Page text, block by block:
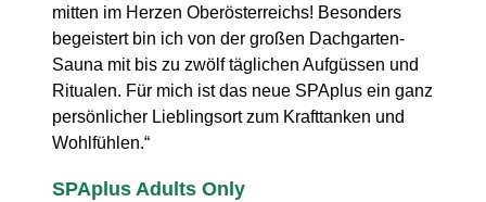
mitten im Herzen Oberösterreichs! Besonders
begeistert bin ich von der großen Dachgarten-
Sauna mit bis zu zwölf täglichen Aufgüssen und
Ritualen. Für mich ist das neue SPAplus ein ganz
persönlicher Lieblingsort zum Krafttanken und
Wohlfühlen.“
SPAplus Adults Only